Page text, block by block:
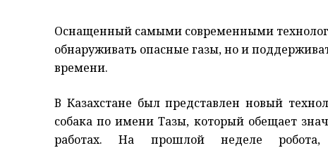
Оснащенный самыми современными
обнаруживать опасные газы, но и
времени.
В Казахстане был представлен новый
собака по имени Тазы, который обещает
работах. На прошлой неделе робота,